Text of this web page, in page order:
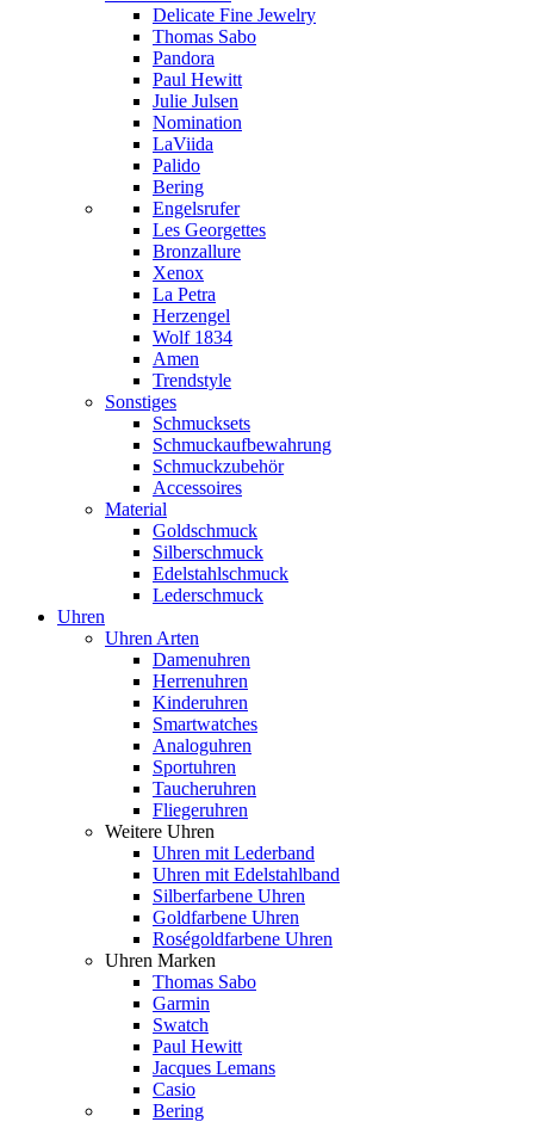
Delicate Fine Jewelry
Thomas Sabo
Pandora
Paul Hewitt
Julie Julsen
Nomination
LaViida
Palido
Bering
Engelsrufer
Les Georgettes
Bronzallure
Xenox
La Petra
Herzengel
Wolf 1834
Amen
Trendstyle
Sonstiges
Schmucksets
Schmuckaufbewahrung
Schmuckzubehör
Accessoires
Material
Goldschmuck
Silberschmuck
Edelstahlschmuck
Lederschmuck
Uhren
Uhren Arten
Damenuhren
Herrenuhren
Kinderuhren
Smartwatches
Analoguhren
Sportuhren
Taucheruhren
Fliegeruhren
Weitere Uhren
Uhren mit Lederband
Uhren mit Edelstahlband
Silberfarbene Uhren
Goldfarbene Uhren
Roségoldfarbene Uhren
Uhren Marken
Thomas Sabo
Garmin
Swatch
Paul Hewitt
Jacques Lemans
Casio
Bering